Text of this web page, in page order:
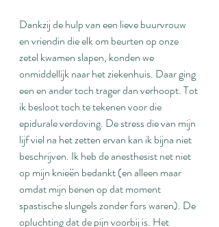
Dankzij de hulp van een lieve buurvrouw
en vriendin die elk om beurten op onze
zetel kwamen slapen, konden we
onmiddellijk naar het ziekenhuis. Daar ging
een en ander toch trager dan verhoopt. Tot
ik besloot toch te tekenen voor die
epidurale verdoving. De stress die van mijn
lijf viel na het zetten ervan kan ik bijna niet
beschrijven. Ik heb de anesthesist net niet
op mijn knieën bedankt (en alleen maar
omdat mijn benen op dat moment
spastische slungels zonder fors waren). De
opluchting dat de pijn voorbij is. Het